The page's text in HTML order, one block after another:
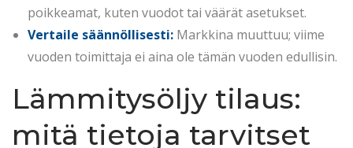
poikkeamat, kuten vuodot tai väärät asetukset.
Vertaile säännöllisesti: Markkina muuttuu; viime
vuoden toimittaja ei aina ole tämän vuoden edullisin.
Lämmitysöljy tilaus:
mitä tietoja tarvitset